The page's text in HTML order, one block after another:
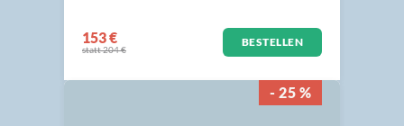
Nur noch 2 Wochen, 2 Tage!